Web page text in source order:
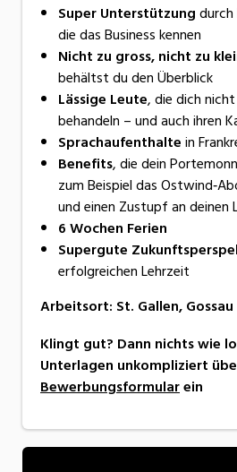
Super Unterstützungdurch
die das Business kennen
Nicht zu gross, nicht zu
behältst du den Überblick
Lässige Leute, die dich
behandeln – und auch ihren
Sprachaufenthaltein
Benefits, die dein
zum Beispiel das
und einen Zustupf an deinen
6 Wochen Ferien
Supergute
erfolgreichen Lehrzeit
Arbeitsort: St. Gallen,
Klingt gut? Dann nichts wie
Unterlagen unkompliziert
Bewerbungsformularein